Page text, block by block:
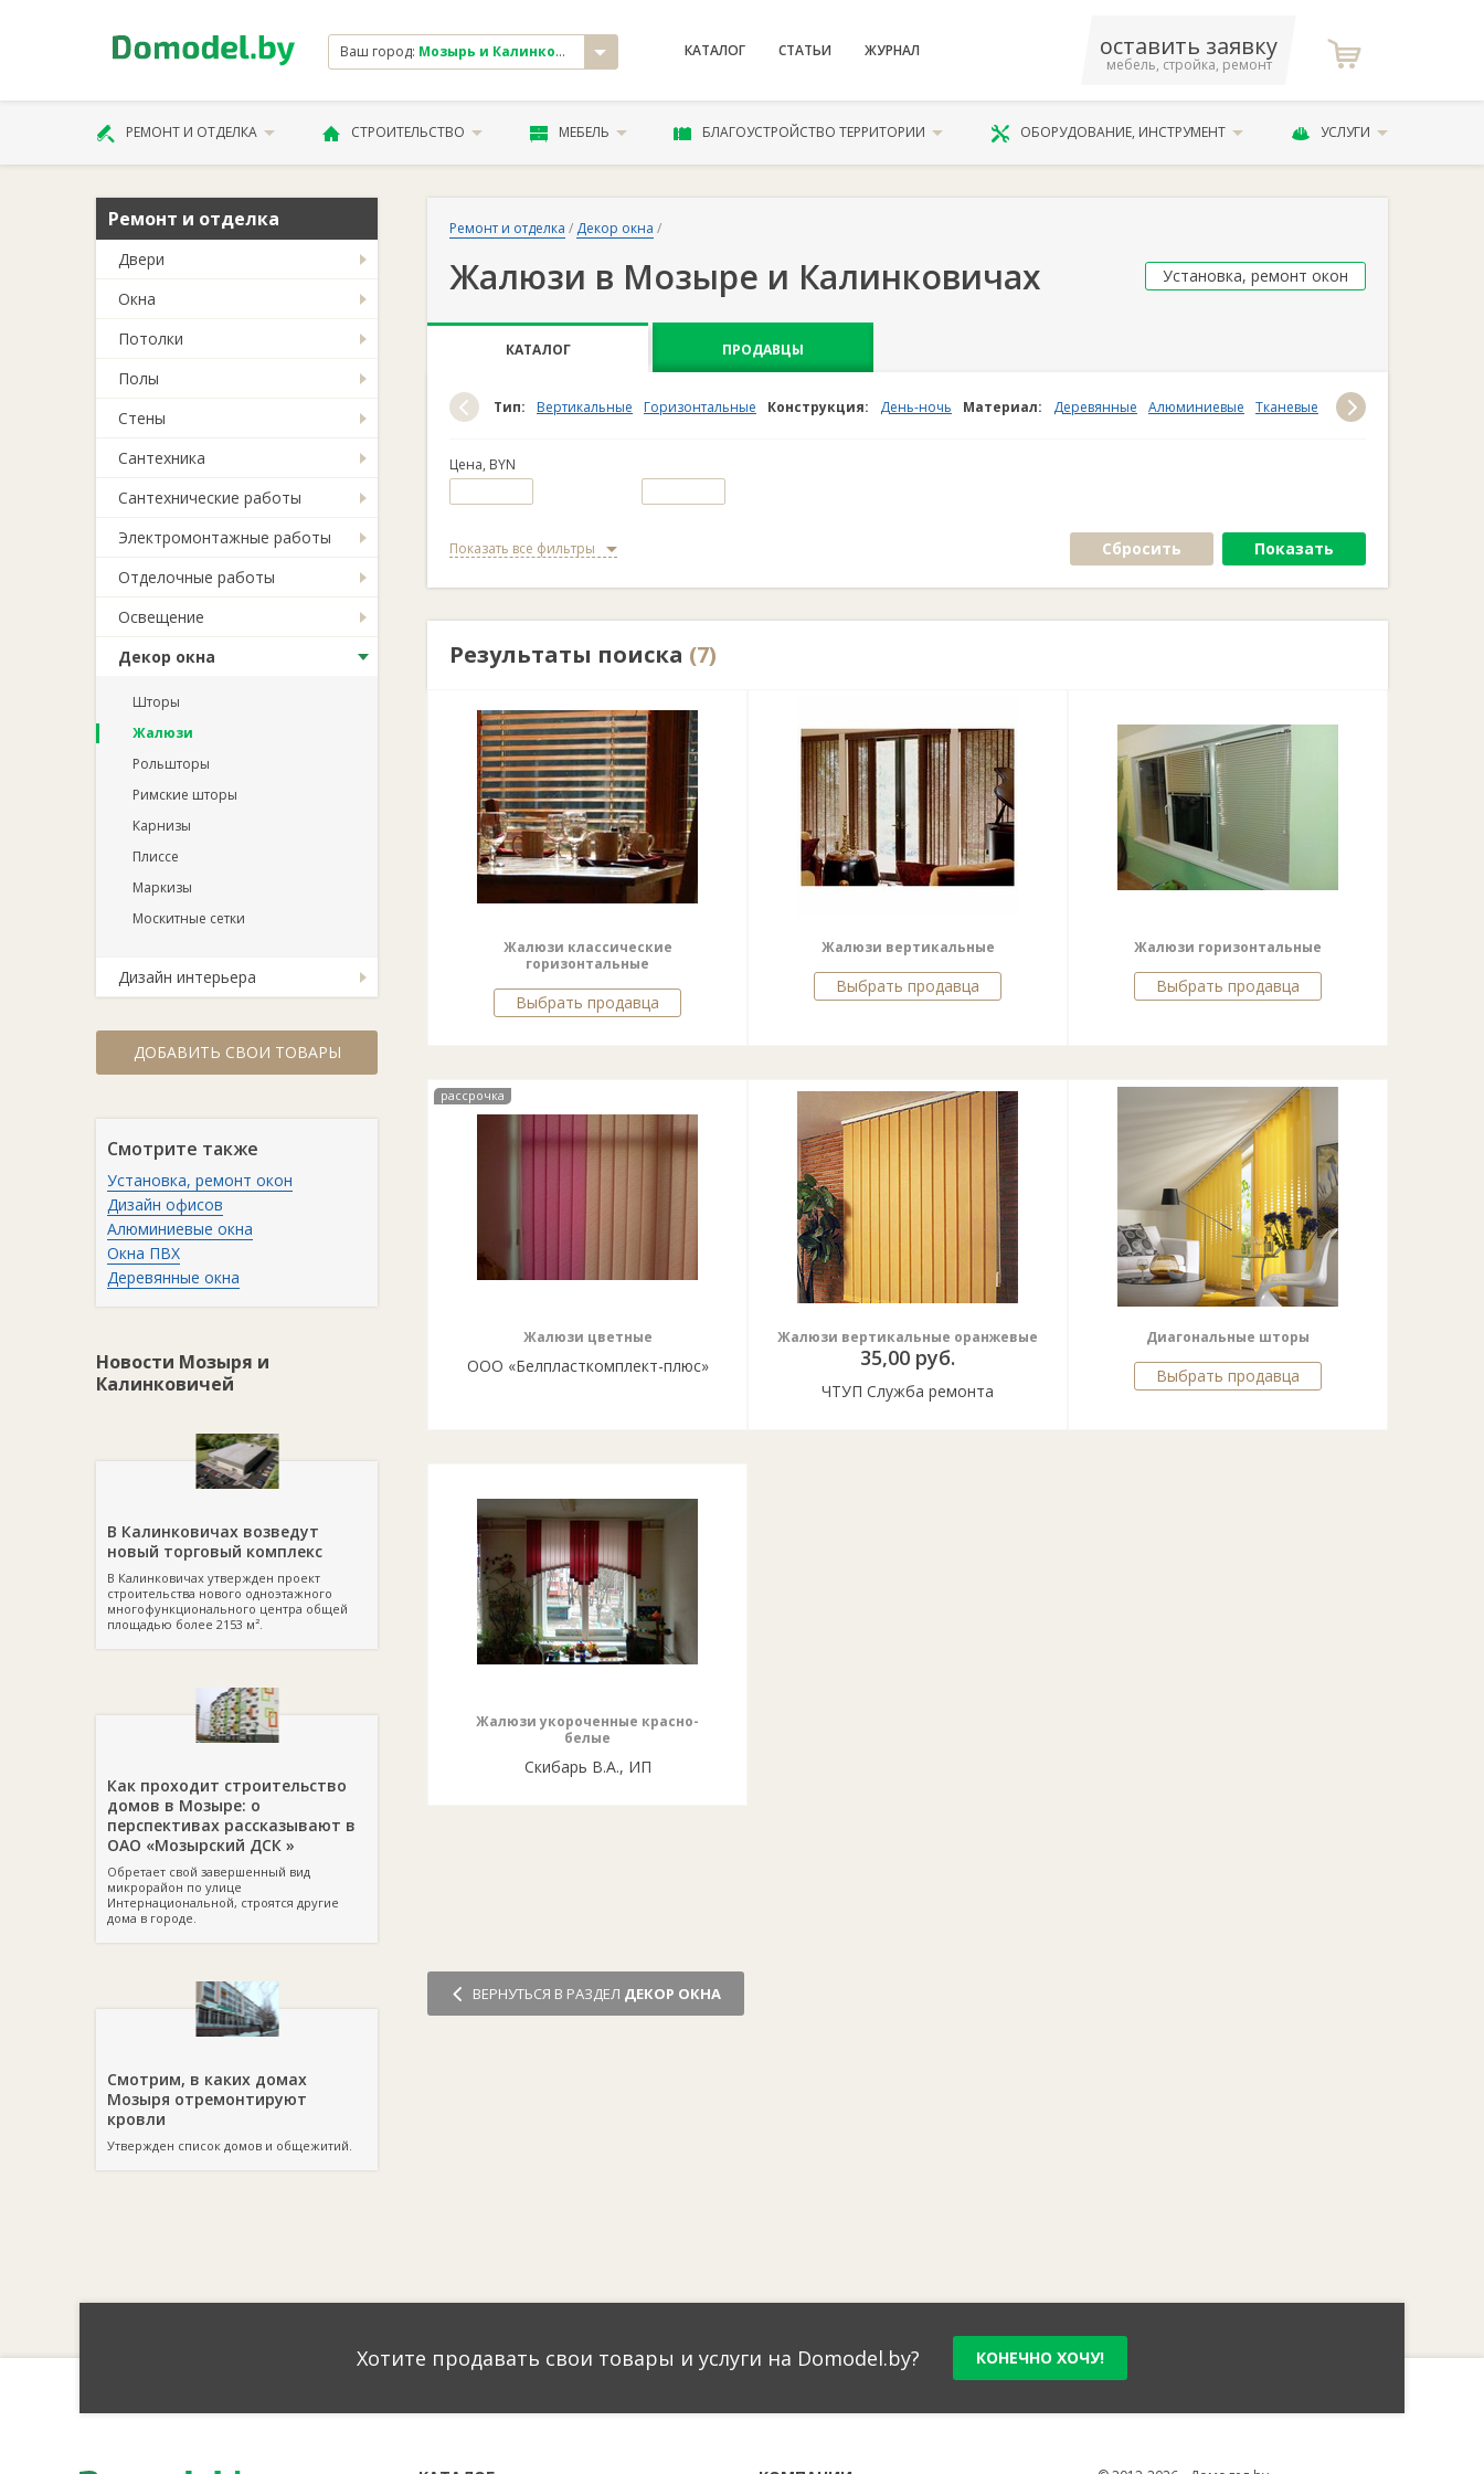
Ваш город: Мозырь и Калинковичи КАТАЛОГ СТАТЬИ ЖУРНАЛ оставить заявку
мебель, стройка, ремонт
РЕМОНТ И ОТДЕЛКА СТРОИТЕЛЬСТВО МЕБЕЛЬ БЛАГОУСТРОЙСТВО ТЕРРИТОРИИ ОБОРУДОВАНИЕ, ИНСТРУМЕНТ УСЛУГИ
Ремонт и отделка
Двери
Окна
Потолки
Полы
Стены
Сантехника
Сантехнические работы
Электромонтажные работы
Отделочные работы
Освещение
Декор окна
Шторы
Жалюзи
Рольшторы
Римские шторы
Карнизы
Плиссе
Маркизы
Москитные сетки
Дизайн интерьера
ДОБАВИТЬ СВОИ ТОВАРЫ
Смотрите также
Установка, ремонт окон
Дизайн офисов
Алюминиевые окна
Окна ПВХ
Деревянные окна
Новости Мозыря и
Калинковичей
В Калинковичах возведут
новый торговый комплекс
В Калинковичах утвержден проект
строительства нового одноэтажного
многофункционального центра общей
площадью более 2153 м².
Как проходит строительство
домов в Мозыре: о
перспективах рассказывают в
ОАО «Мозырский ДСК »
Обретает свой завершенный вид
микрорайон по улице
Интернациональной, строятся другие
дома в городе.
Смотрим, в каких домах
Мозыря отремонтируют
кровли
Утвержден список домов и общежитий.
Ремонт и отделка / Декор окна /
Жалюзи в Мозыре и Калинковичах Установка, ремонт окон
КАТАЛОГ ПРОДАВЦЫ
Тип: Вертикальные Горизонтальные Конструкция: День-ночь Материал: Деревянные Алюминиевые Тканевые Пластиковые
Цена, BYN
Показать все фильтры Сбросить Показать
Результаты поиска (7)
Жалюзи классические
горизонтальные
Выбрать продавца
Жалюзи вертикальные
Выбрать продавца
Жалюзи горизонтальные
Выбрать продавца
рассрочка
Жалюзи цветные
ООО «Белпласткомплект-плюс»
Жалюзи вертикальные оранжевые
35,00 руб.
ЧТУП Служба ремонта
Диагональные шторы
Выбрать продавца
Жалюзи укороченные красно-
белые
Скибарь В.А., ИП
ВЕРНУТЬСЯ В РАЗДЕЛ ДЕКОР ОКНА
Хотите продавать свои товары и услуги на Domodel.by? КОНЕЧНО ХОЧУ!